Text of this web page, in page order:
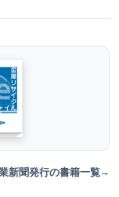
新聞発行の書籍一覧